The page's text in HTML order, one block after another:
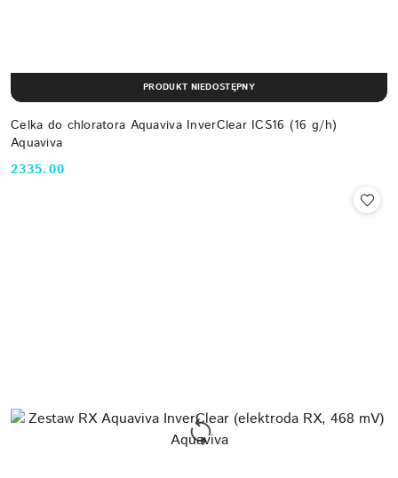
Celka do chloratora Aquaviva InverClear ICS16 (16 g/h)
Aquaviva
Cena:
2335.00
PRODUKT NIEDOSTĘPNY